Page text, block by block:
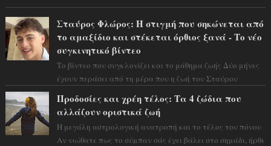
Σταύρος Φλώρος: Η στιγμή που σηκώνεται από
το αμαξίδιο και στέκεται όρθιος ξανά - Το νέο
συγκινητικό βίντεο
Το βίντεο που συγκλονίζει και το μάθημα ζωής Δύο μήνες
έχουν περάσει από τη μέρα που η ζωή του Σταύρου
Προδοσίες και χρέη τέλος: Τα 4 ζώδια που
αλλάζουν οριστικά ζωή
Η μεγάλη αστρολογική ανατροπή και το τέλος του πόνου
Αν νιώθατε πως το σύμπαν σάς έχει βάλει στο σημάδι, ήρθε